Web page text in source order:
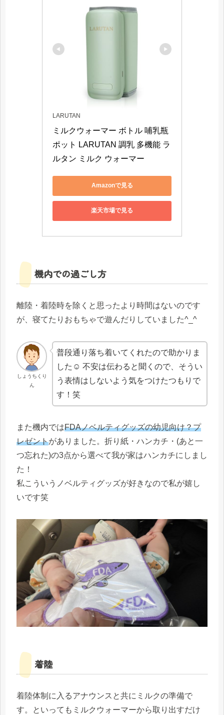
LARUTAN
ミルクウォーマー ボトル 哺乳瓶
ポット LARUTAN 調乳 多機能 ラ
ルタン ミルク ウォーマー
Amazonで見る
楽天市場で見る
機内での過ごし方
離陸・着陸時を除くと思ったより時間はないのです
が、寝てたりおもちゃで遊んだりしていました^_^
しょうちくり
ん
普段通り落ち着いてくれたので助かりま
した☺️ 不安は伝わると聞くので、そうい
う表情はしないよう気をつけたつもりで
す！笑
また機内ではFDAノベルティグッズの幼児向け？プ
レゼントがありました。折り紙・ハンカチ・(あと一
つ忘れた)の3点から選べて我が家はハンカチにしまし
た！
私こういうノベルティグッズが好きなので私が嬉し
いです笑
着陸
着陸体制に入るアナウンスと共にミルクの準備で
す。といってもミルクウォーマーから取り出すだけ